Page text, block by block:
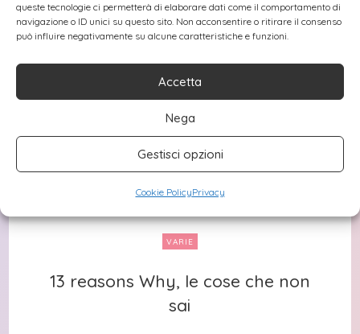
queste tecnologie ci permetterà di elaborare dati come il comportamento di
navigazione o ID unici su questo sito. Non acconsentire o ritirare il consenso
può influire negativamente su alcune caratteristiche e funzioni.
Accetta
Nega
Gestisci opzioni
Cookie PolicyPrivacy
VARIE
13 reasons Why, le cose che non
sai
13 reasons Why, le cose che non
sai